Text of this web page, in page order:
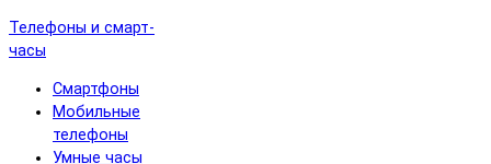
Телефоны и смарт-
часы
Смартфоны
Мобильные
телефоны
Умные часы